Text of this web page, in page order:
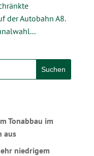
der Autobahn A8.
Tonabbau im
aus
niedrigem